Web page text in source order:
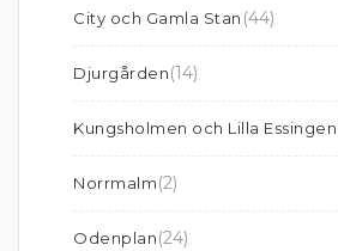
City och Gamla Stan (44)
Djurgården(14)
Kungsholmen och Lilla Essingen
Norrmalm(2)
Odenplan(24)